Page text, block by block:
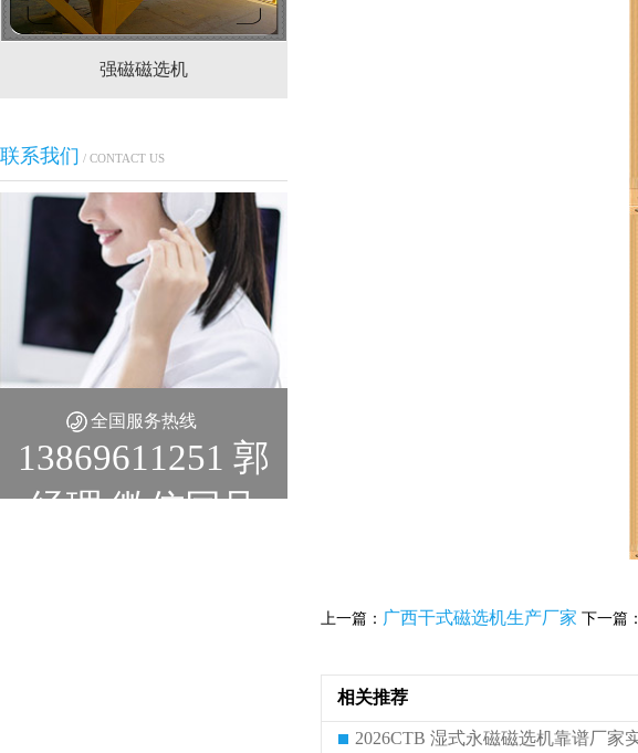
强磁磁选机
联系我们 / CONTACT US
全国服务热线
13869611251 郭
经理 微信同号
上一篇： 广西干式磁选机生产厂家 下一篇：
相关推荐